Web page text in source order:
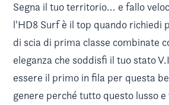
Segna il tuo territorio... e fallo
l'HD8 Surf è il top quando richiedi
di scia di prima classe combinate
eleganza che soddisfi il tuo stato
essere il primo in fila per questa
genere perché tutto questo lusso